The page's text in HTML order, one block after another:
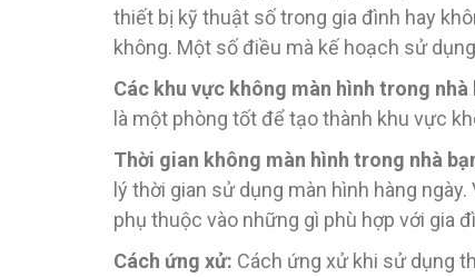
thiết bị kỹ thuật số trong gia đình hay
không. Một số điều mà kế hoạch sử
Các khu vực không màn hình trong nhà
là một phòng tốt để tạo thành khu vực
Thời gian không màn hình trong nhà
lý thời gian sử dụng màn hình hàng
phụ thuộc vào những gì phù hợp với gia
Cách ứng xử: Cách ứng xử khi sử dụng